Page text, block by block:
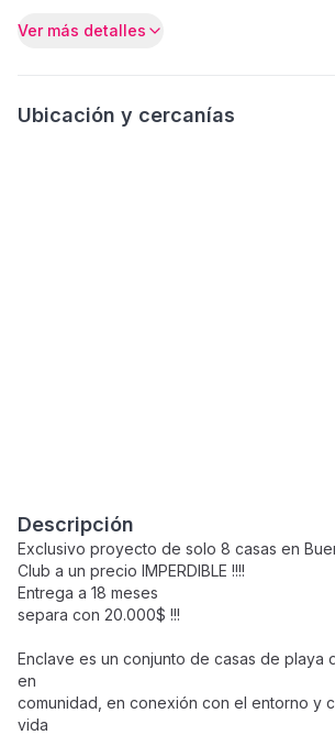
Ver más detalles
Ubicación y cercanías
Descripción
Exclusivo proyecto de solo 8 casas en
Club a un precio IMPERDIBLE !!!!
Entrega a 18 meses
separa con 20.000$ !!!
Enclave es un conjunto de casas de playa
en
comunidad, en conexión con el entorno y
vida